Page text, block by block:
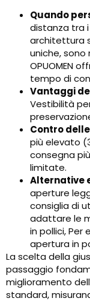
Quando
distanza tra
architettura
uniche, sono
OPUOMEN
tempo di
Vantaggi
Vestibilità
Contro
più elevato
consegna
limitate.
Alternative
aperture
consiglia di
adattare le
in pollici, Per
apertura in
La scelta della
passaggio
miglioramento
standard,